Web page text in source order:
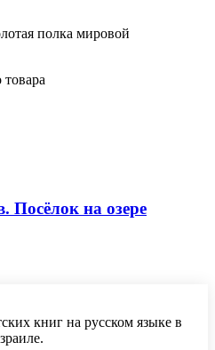
полка мировой
Посёлок на озере
книг на русском языке в